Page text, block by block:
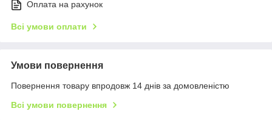
Оплата на рахунок
Всі умови оплати
Умови повернення
Повернення товару впродовж 14 днів за домовленістю
Всі умови повернення